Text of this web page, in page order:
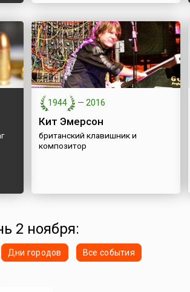
1944 —2016
Кит Эмерсон
британский клавишник и
композитор
2 ноября:
Дни городов Все события